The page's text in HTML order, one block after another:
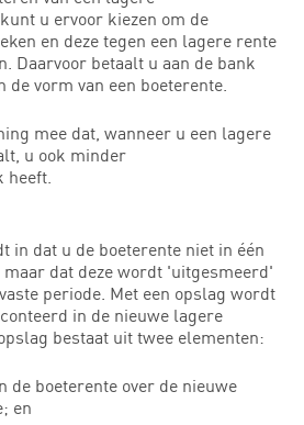
u ervoor kiezen om de
en deze tegen een lagere rente
Daarvoor betaalt u aan de bank
vorm van een boeterente.
mee dat, wanneer u een lagere
u ook minder
heeft.
in dat u de boeterente niet in één
dat deze wordt 'uitgesmeerd'
periode. Met een opslag wordt
in de nieuwe lagere
bestaat uit twee elementen:
de boeterente over de nieuwe
en